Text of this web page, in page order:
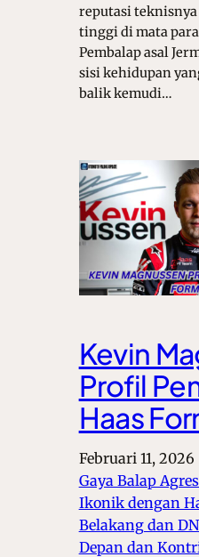
reputasi
tinggi di mata
Pembalap asal
sisi kehidupan
balik kemudi…
Kevin
Profil
Haas
Februari 11, 2026
Gaya Balap
Ikonik dengan
Belakang dan
Depan dan